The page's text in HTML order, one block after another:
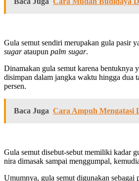
Gula semut sendiri merupakan gula pasir
sugarataupun palm sugar.
Dinamakan gula semut karena bentuknya
disimpan dalam jangka waktu hingga dua
persen.
Baca Juga Cara Ampuh Mengatasi
Gula semut disebut-sebut memiliki kadar
nira dimasak sampai menggumpal,
Umumnya, gula semut digunakan sebagai